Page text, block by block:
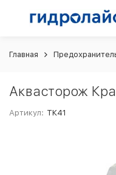
Главная
Аквасторож
Артикул: ТК41